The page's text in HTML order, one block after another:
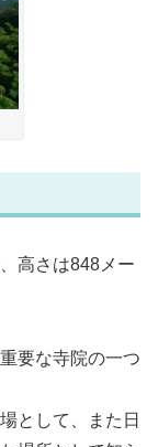
高さは848メー
要な寺院の一つ
として、また日